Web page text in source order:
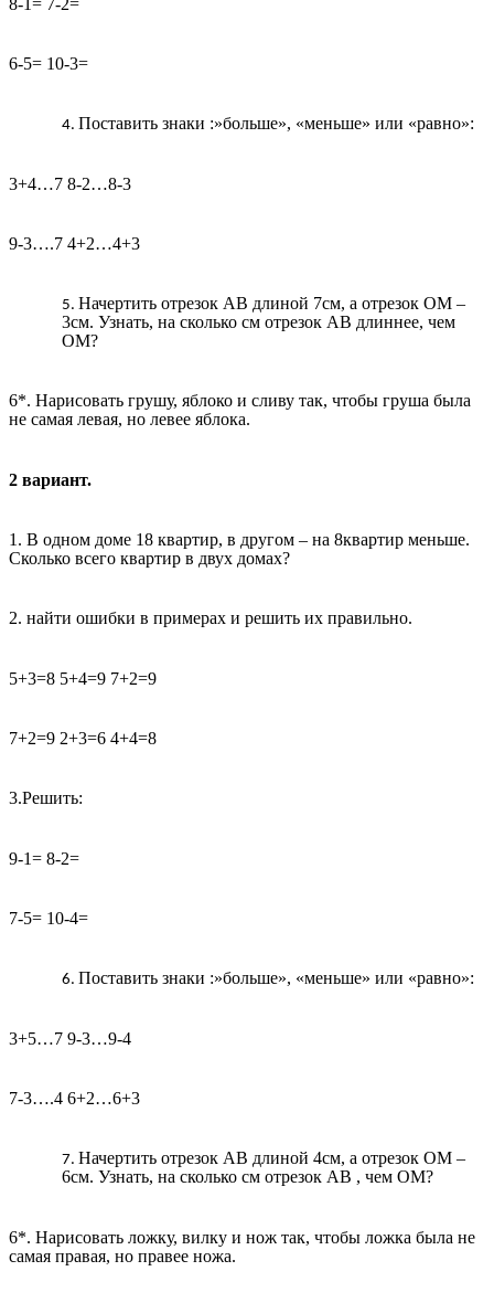
6-5= 10-3=
Поставить знаки :»больше», «меньше» или «равно»:
3+4…7 8-2…8-3
9-3….7 4+2…4+3
Начертить отрезок АВ длиной 7см, а отрезок ОМ –
3см. Узнать, на сколько см отрезок АВ длиннее, чем
ОМ?
6*. Нарисовать грушу, яблоко и сливу так, чтобы груша была
не самая левая, но левее яблока.
2 вариант.
1. В одном доме 18 квартир, в другом – на 8квартир меньше.
Сколько всего квартир в двух домах?
2. найти ошибки в примерах и решить их правильно.
5+3=8 5+4=9 7+2=9
7+2=9 2+3=6 4+4=8
3.Решить:
9-1= 8-2=
7-5= 10-4=
Поставить знаки :»больше», «меньше» или «равно»:
3+5…7 9-3…9-4
7-3….4 6+2…6+3
Начертить отрезок АВ длиной 4см, а отрезок ОМ –
6см. Узнать, на сколько см отрезок АВ , чем ОМ?
6*. Нарисовать ложку, вилку и нож так, чтобы ложка была не
самая правая, но правее ножа.